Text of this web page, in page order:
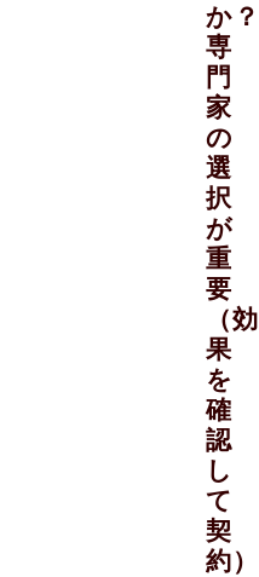
か？
専
門
家
の
選
択
が
重
要
（効
果
を
確
認
し
て
契
約）